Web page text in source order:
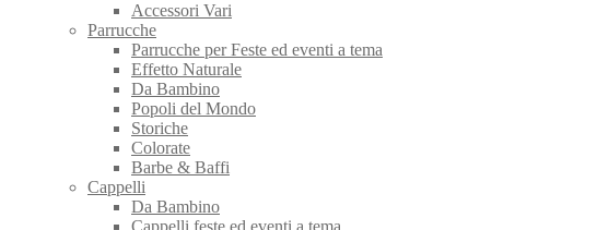
Accessori Vari
Parrucche
Parrucche per Feste ed eventi a tema
Effetto Naturale
Da Bambino
Popoli del Mondo
Storiche
Colorate
Barbe & Baffi
Cappelli
Da Bambino
Cappelli feste ed eventi a tema